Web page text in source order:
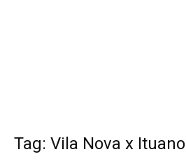
Tag: Vila Nova x Ituano